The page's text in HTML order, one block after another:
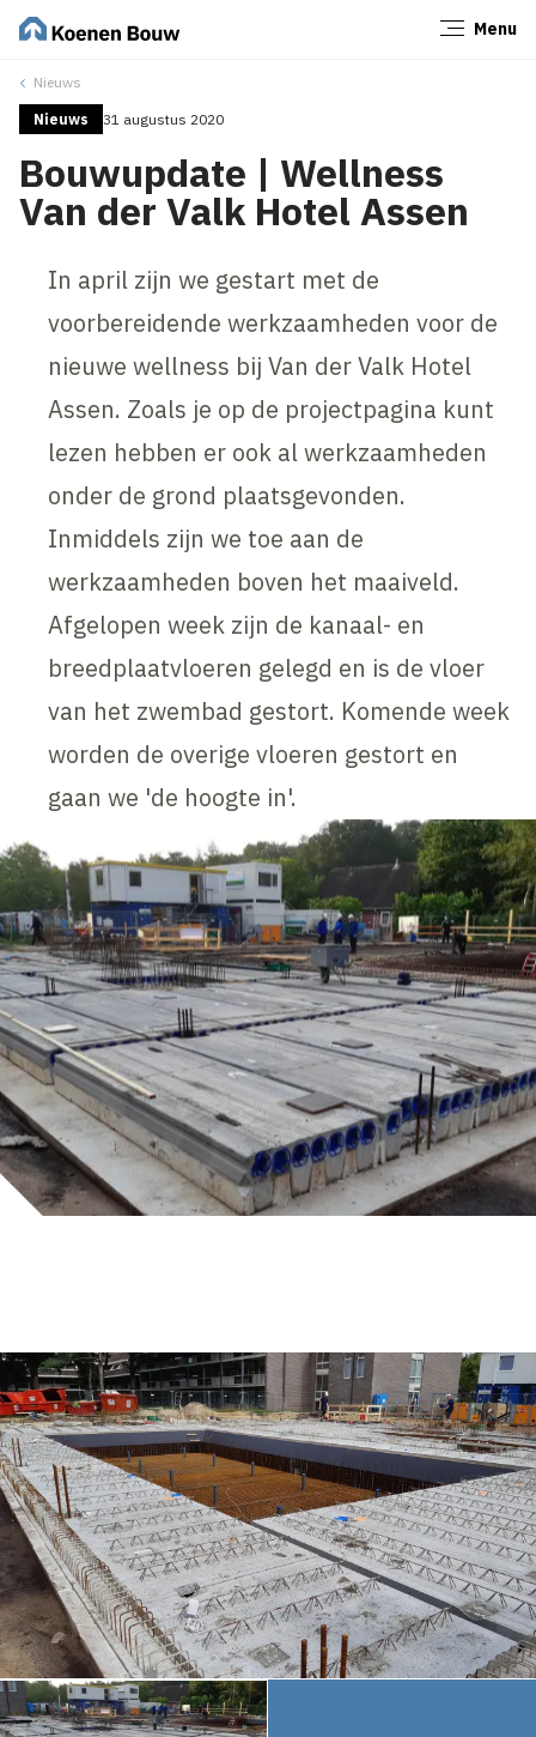
Menu
Nieuws
Nieuws 31 augustus 2020
Bouwupdate | Wellness
Van der Valk Hotel Assen
In april zijn we gestart met de
voorbereidende werkzaamheden voor de
nieuwe wellness bij Van der Valk Hotel
Assen. Zoals je op de projectpagina kunt
lezen hebben er ook al werkzaamheden
onder de grond plaatsgevonden.
Inmiddels zijn we toe aan de
werkzaamheden boven het maaiveld.
Afgelopen week zijn de kanaal- en
breedplaatvloeren gelegd en is de vloer
van het zwembad gestort. Komende week
worden de overige vloeren gestort en
gaan we 'de hoogte in'.
Sluiten